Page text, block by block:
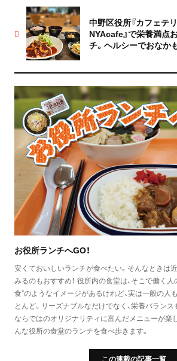
中野区役所『カフェテ
NYAcafe』で栄養満点
チ。ヘルシーでおなか
お役所ランチへGO！
安くておいしいランチが食べたい。そんなときは
みるのもおすすめ！ 役所内の食堂は、そこで働く人
食”のようなイメージがあるけれど、実は一般の人
とんど。リーズナブルなだけでなく、栄養バラン
ならではのオリジナリティに富んだメニューが楽
んな役所の食堂のランチを食べ歩きます。
この連載の記事一覧